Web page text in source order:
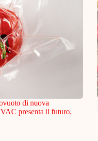
di nuova
presenta il futuro.